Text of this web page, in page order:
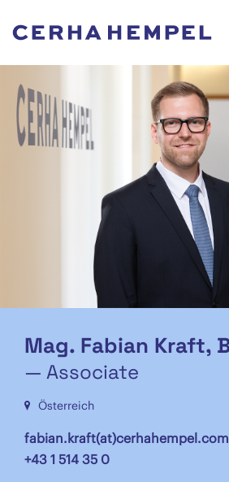
Mag. Fabian Kraft,
— Associate
Österreich
fabian.kraft(at)cerhahempel.com
+43 1 514 35 0